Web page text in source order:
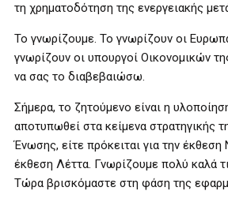
τη χρηματοδότηση της ενεργειακής
Το γνωρίζουμε. Το γνωρίζουν οι
γνωρίζουν οι υπουργοί Οικονομικών
να σας το διαβεβαιώσω.
Σήμερα, το ζητούμενο είναι η
αποτυπωθεί στα κείμενα στρατηγικής
Ένωσης, είτε πρόκειται για την έκθεση
έκθεση Λέττα. Γνωρίζουμε πολύ καλά
Τώρα βρισκόμαστε στη φάση της